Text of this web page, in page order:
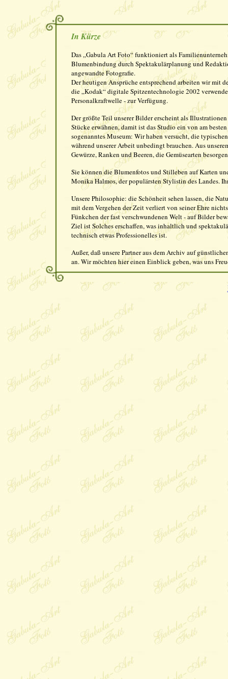
In Kürze
Das „Gabula Art Foto“ funktioniert als
Blumenbindung durch Spektakulärplanung und
angewandte Fotografie.
Der heutigen Ansprüche entsprechend arbeiten wir mit
die „Kodak“ digitale Spitzentechnologie 2002
Personalkraftwelle - zur Verfügung.
Der größte Teil unserer Bilder erscheint als
Stücke erwähnen, damit ist das Studio ein von am
sogenanntes Museum: Wir haben versucht, die
während unserer Arbeit unbedingt brauchen. Aus
Gewürze, Ranken und Beeren, die Gemüsearten
Sie können die Blumenfotos und Stilleben auf Karten
Monika Halmos, der populärsten Stylistin des Landes.
Unsere Philosophie: die Schönheit sehen lassen, die
mit dem Vergehen der Zeit verliert von seiner Ehre
Fünkchen der fast verschwundenen Welt - auf Bilder
Ziel ist Solches erschaffen, was inhaltlich und
technisch etwas Professionelles ist.
Außer, daß unsere Partner aus dem Archiv auf
an. Wir möchten hier einen Einblick geben, was uns